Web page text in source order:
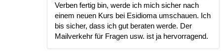
Verben fertig bin, werde ich mich sicher nach
einem neuen Kurs bei Esidioma umschauen. Ich
bis sicher, dass ich gut beraten werde. Der
Mailverkehr für Fragen usw. ist ja hervorragend.